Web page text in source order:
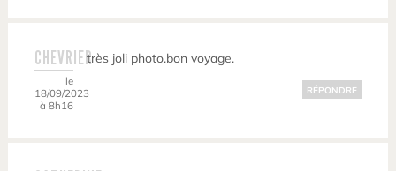
CHEVRIER
le
18/09/2023
à 8h16
très joli photo.bon voyage.
RÉPONDRE